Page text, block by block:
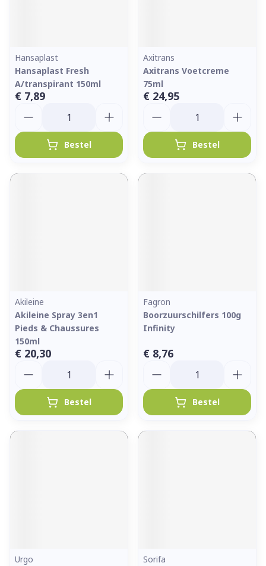
Hansaplast
Hansaplast Fresh
A/transpirant 150ml
€ 7,89
Bestel
Axitrans
Axitrans Voetcreme
75ml
€ 24,95
Bestel
Akileine
Akileine Spray 3en1
Pieds & Chaussures
150ml
€ 20,30
Bestel
Fagron
Boorzuurschilfers 100g
Infinity
€ 8,76
Bestel
Urgo
Sorifa